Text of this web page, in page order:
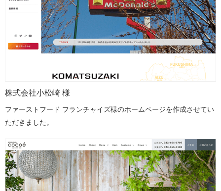
株式会社小松崎 様
ファーストフード フランチャイズ様のホームページを作成させてい
ただきました。